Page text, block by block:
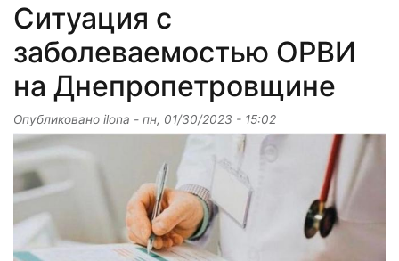
Ситуация с
заболеваемостью ОРВИ
на Днепропетровщине
Опубликовано ilona - пн, 01/30/2023 - 15:02